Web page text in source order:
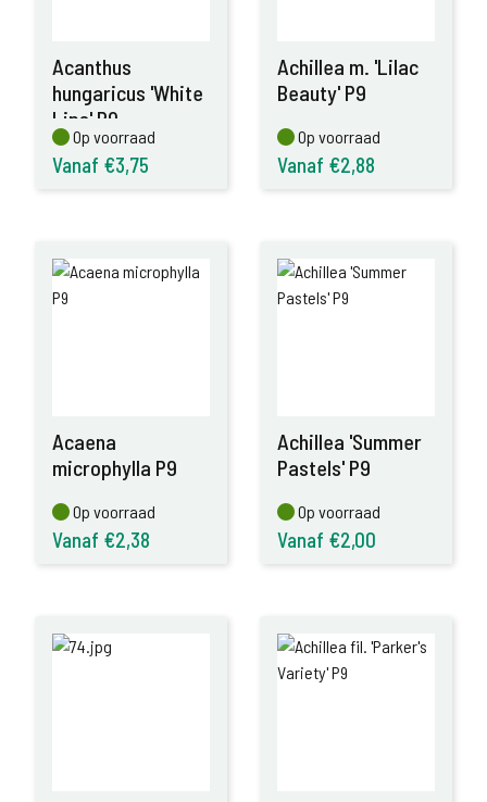
Acanthus
hungaricus 'White
Lips' P9
Op voorraad
Op voorraad
Vanaf €3,75
Achillea m. 'Lilac
Beauty' P9
Op voorraad
Op voorraad
Vanaf €2,88
Acaena
microphylla P9
Op voorraad
Op voorraad
Vanaf €2,38
Achillea 'Summer
Pastels' P9
Op voorraad
Op voorraad
Vanaf €2,00